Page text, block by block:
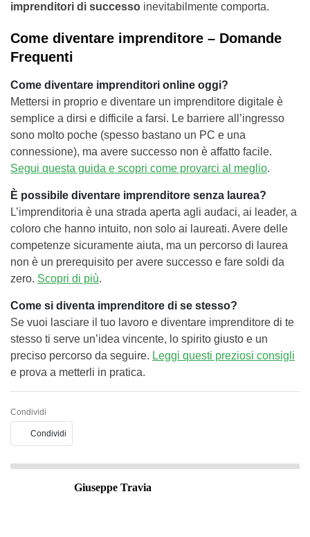
imprenditori di successo inevitabilmente comporta.
Come diventare imprenditore – Domande
Frequenti
Come diventare imprenditori online oggi?
Mettersi in proprio e diventare un imprenditore digitale è
semplice a dirsi e difficile a farsi. Le barriere all’ingresso
sono molto poche (spesso bastano un PC e una
connessione), ma avere successo non è affatto facile.
Segui questa guida e scopri come provarci al meglio.
È possibile diventare imprenditore senza laurea?
L’imprenditoria è una strada aperta agli audaci, ai leader, a
coloro che hanno intuito, non solo ai laureati. Avere delle
competenze sicuramente aiuta, ma un percorso di laurea
non è un prerequisito per avere successo e fare soldi da
zero. Scopri di più.
Come si diventa imprenditore di se stesso?
Se vuoi lasciare il tuo lavoro e diventare imprenditore di te
stesso ti serve un’idea vincente, lo spirito giusto e un
preciso percorso da seguire. Leggi questi preziosi consigli
e prova a metterli in pratica.
Condividi
Condividi
Giuseppe Travia